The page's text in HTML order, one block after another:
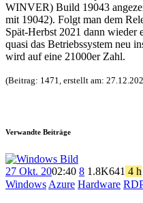
WINVER) Build 19043
mit 19042). Folgt man dem
Spät-Herbst 2021 dann wieder
quasi das Betriebssystem neu
wird auf eine 21000er Zahl.
(Beitrag: 1471, erstellt am:
Verwandte Beiträge
27 Okt. 2002:40 8 1.8K641 4 h
Windows Azure Hardware